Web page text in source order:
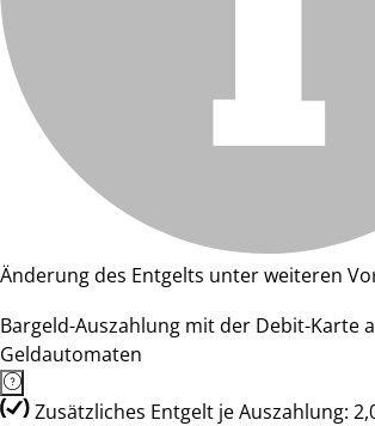
Änderung des Entgelts unter weiteren
Bargeld-Auszahlung mit der Debit-Karte
Geldautomaten
Zusätzliches Entgelt je Auszahlung: